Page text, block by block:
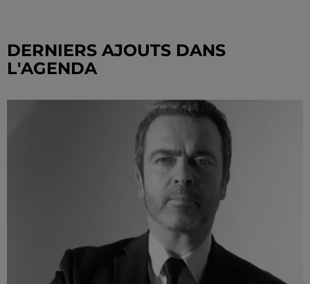
DERNIERS AJOUTS DANS
L'AGENDA